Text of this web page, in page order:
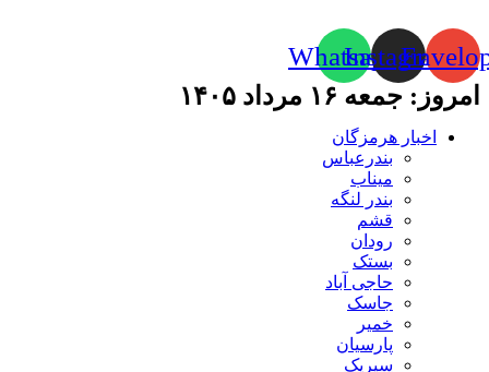
Instagram
Whatsapp
امروز: جمعه ۱۶ مرداد ۱۴۰۵
اخبار هرمزگان
بندرعباس
میناب
بندر لنگه
قشم
رودان
بستک
حاجی آباد
جاسک
خمیر
پارسیان
سیریک